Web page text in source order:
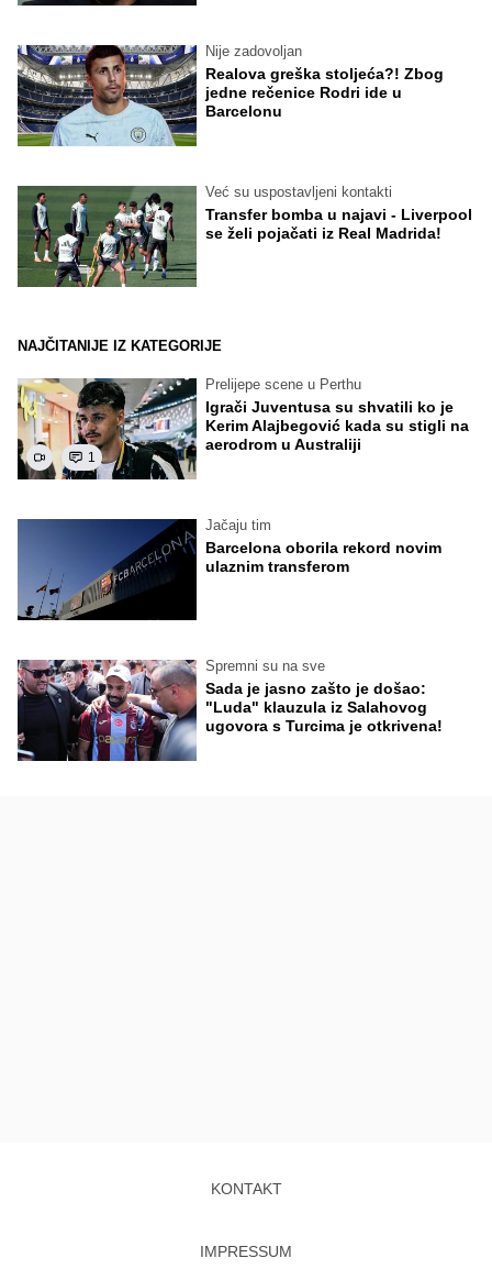
Nije zadovoljan
Realova greška stoljeća?! Zbog
jedne rečenice Rodri ide u
Barcelonu
Već su uspostavljeni kontakti
Transfer bomba u najavi - Liverpool
se želi pojačati iz Real Madrida!
NAJČITANIJE IZ KATEGORIJE
1
Prelijepe scene u Perthu
Igrači Juventusa su shvatili ko je
Kerim Alajbegović kada su stigli na
aerodrom u Australiji
Jačaju tim
Barcelona oborila rekord novim
ulaznim transferom
Spremni su na sve
Sada je jasno zašto je došao:
"Luda" klauzula iz Salahovog
ugovora s Turcima je otkrivena!
KONTAKT
IMPRESSUM